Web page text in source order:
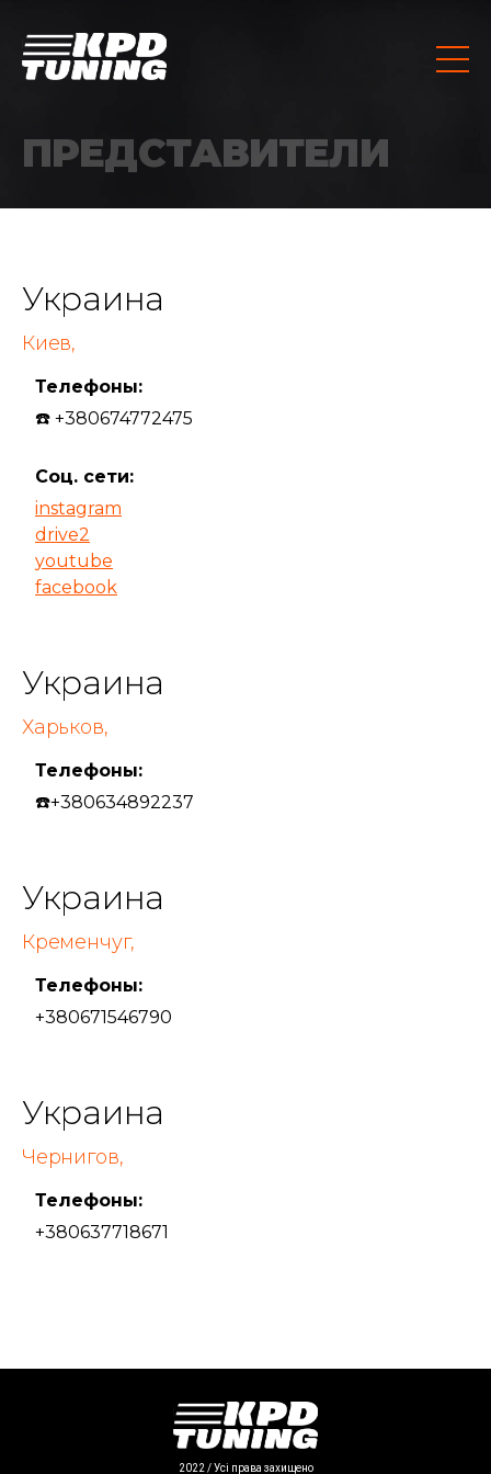
ПРЕДСТАВИТЕЛИ
Украина
Киев,
Телефоны:
☎️ +380674772475
Соц. сети:
instagram
drive2
youtube
facebook
Украина
Харьков,
Телефоны:
☎️+380634892237
Украина
Кременчуг,
Телефоны:
+380671546790
Украина
Чернигов,
Телефоны:
+380637718671
2022 / Усі права захищено